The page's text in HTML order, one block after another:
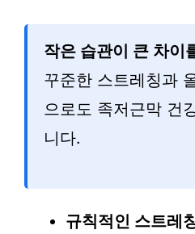
작은 습관이 큰 차이
꾸준한 스트레칭과
으로도 족저근막 건
니다.
규칙적인 스트레